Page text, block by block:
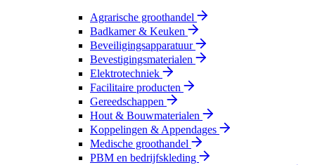
Agrarische groothandel
Badkamer & Keuken
Beveiligingsapparatuur
Bevestigingsmaterialen
Elektrotechniek
Facilitaire producten
Gereedschappen
Hout & Bouwmaterialen
Koppelingen & Appendages
Medische groothandel
PBM en bedrijfskleding